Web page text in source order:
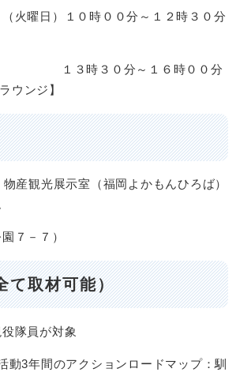
火曜日）１０時００分～１２時３０分
３０分～１６時００分
ウンジ】
産観光展示室（福岡よかもんひろば）
７－７）
取材可能）
隊員が対象
動3年間のアクションロードマップ：馴